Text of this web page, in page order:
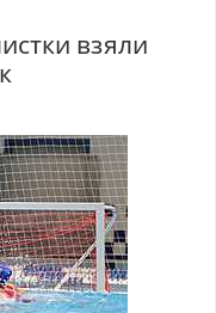
взяли